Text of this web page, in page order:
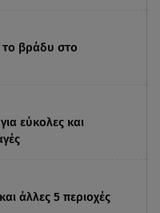
βράδυ στο
εύκολες και
άλλες 5 περιοχές